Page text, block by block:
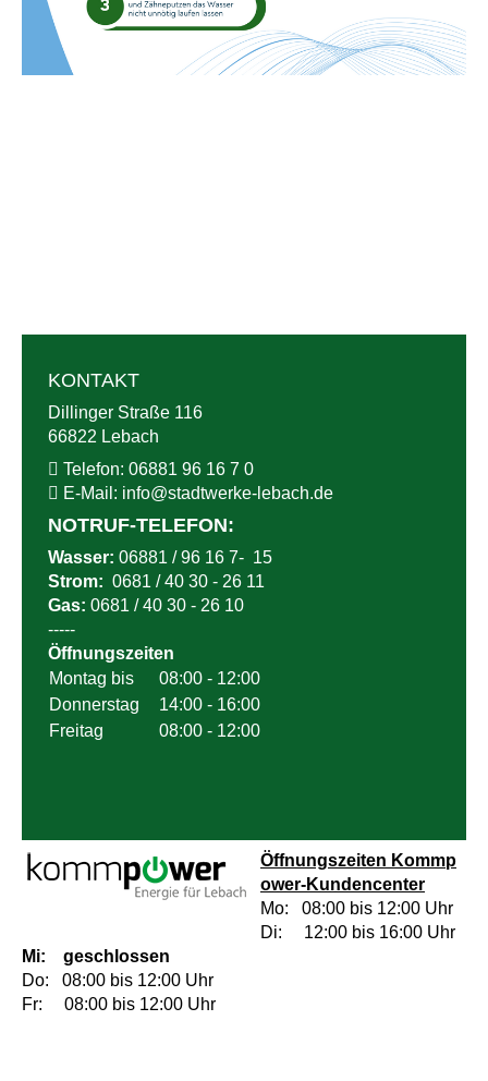
KONTAKT
Dillinger Straße 116
66822 Lebach
Telefon: 06881 96 16 7 0
E-Mail: info@stadtwerke-lebach.de
NOTRUF-TELEFON:
Wasser: 06881 / 96 16 7- 15
Strom: 0681 / 40 30 - 26 11
Gas: 0681 / 40 30 - 26 10
-----
Öffnungszeiten
Montag bis
08:00 - 12:00
Donnerstag
14:00 - 16:00
Freitag
08:00 - 12:00
Öffnungszeiten Kommp
ower-Kundencenter
Mo: 08:00 bis 12:00 Uhr
Di: 12:00 bis 16:00 Uhr
Mi: geschlossen
Do: 08:00 bis 12:00 Uhr
Fr: 08:00 bis 12:00 Uhr